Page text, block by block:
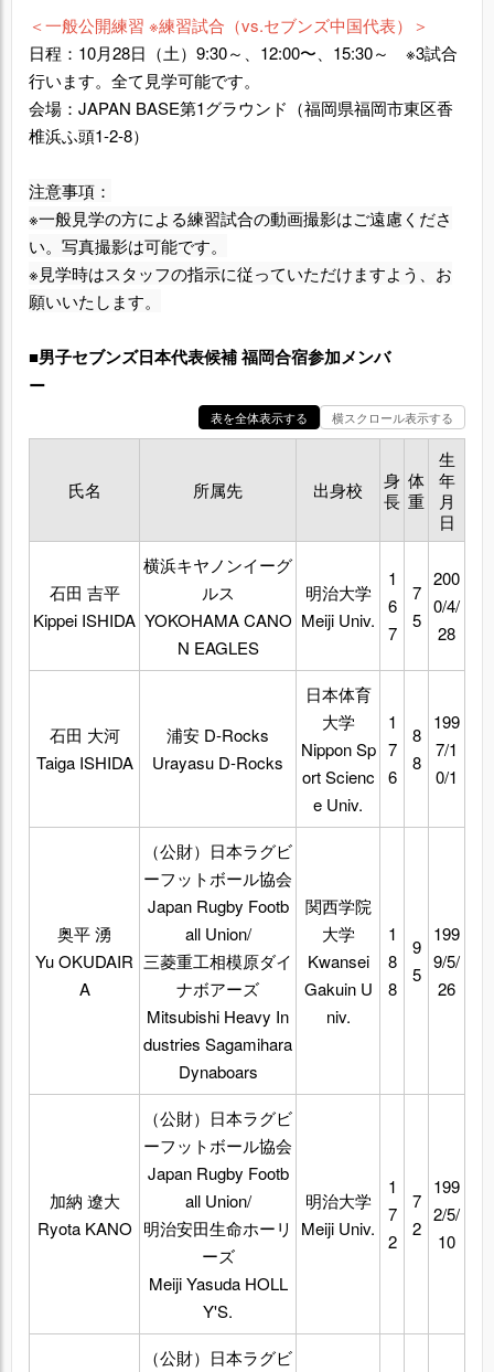
＜一般公開練習 ※練習試合（vs.セブンズ中国代表）＞
日程：10月28日（土）9:30～、12:00〜、15:30～ ※3試合
行います。全て見学可能です。
会場：JAPAN BASE第1グラウンド（福岡県福岡市東区香
椎浜ふ頭1-2-8）
注意事項：
※一般見学の方による練習試合の動画撮影はご遠慮くださ
い。写真撮影は可能です。
※見学時はスタッフの指示に従っていただけますよう、お
願いいたします。
■男子セブンズ日本代表候補 福岡合宿参加メンバ
ー
表を全体表示する 横スクロール表示する
氏名 所属先 出身校
身
長
体
重
生
年
月
日
石田 吉平
Kippei ISHIDA
横浜キヤノンイーグ
ルス
YOKOHAMA CANO
N EAGLES
明治大学
Meiji Univ.
1
6
7
7
5
200
0/4/
28
石田 大河
Taiga ISHIDA
浦安 D-Rocks
Urayasu D-Rocks
日本体育
大学
Nippon Sp
ort Scienc
e Univ.
1
7
6
8
8
199
7/1
0/1
奥平 湧
Yu OKUDAIR
A
（公財）日本ラグビ
ーフットボール協会
Japan Rugby Footb
all Union/
三菱重工相模原ダイ
ナボアーズ
Mitsubishi Heavy In
dustries Sagamihara
Dynaboars
関西学院
大学
Kwansei
Gakuin U
niv.
1
8
8
9
5
199
9/5/
26
加納 遼大
Ryota KANO
（公財）日本ラグビ
ーフットボール協会
Japan Rugby Footb
all Union/
明治安田生命ホーリ
ーズ
Meiji Yasuda HOLL
Y'S.
明治大学
Meiji Univ.
1
7
2
7
2
199
2/5/
10
（公財）日本ラグビ